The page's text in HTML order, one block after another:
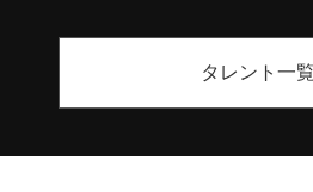
タレント一